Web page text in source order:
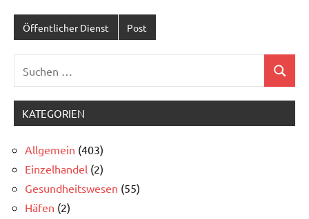
Öffentlicher Dienst Post
nach:
Suchen
KATEGORIEN
Allgemein (403)
Einzelhandel (2)
Gesundheitswesen (55)
Häfen (2)